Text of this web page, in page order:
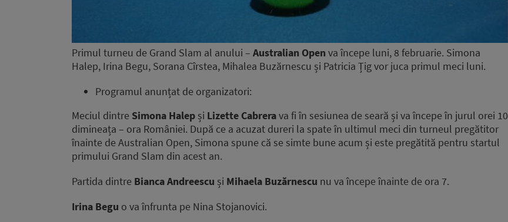
Primul turneu de Grand Slam al anului – Australian Open va începe luni, 8 februarie. Simona
Halep, Irina Begu, Sorana Cîrstea, Mihalea Buzărnescu și Patricia Țig vor juca primul meci luni.
Programul anunțat de organizatori:
Meciul dintre Simona Halep și Lizette Cabrerava fi în sesiunea de seară și va începe în jurul orei 10
dimineața – ora României. După ce a acuzat dureri la spate în ultimul meci din turneul pregătitor
înainte de Australian Open, Simona spune că se simte bune acum și este pregătită pentru startul
primului Grand Slam din acest an.
Partida dintre Bianca Andreescu și Mihaela Buzărnescu nu va începe înainte de ora 7.
Irina Begu o va înfrunta pe Nina Stojanovici.